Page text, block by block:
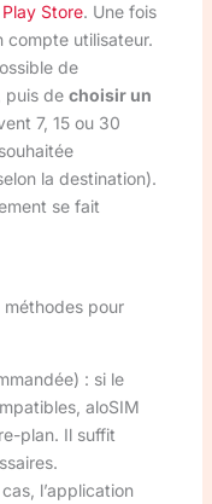
Store. Une fois
compte utilisateur.
de
, puis de choisir un
7, 15 ou 30
la destination).
se fait
méthodes pour
: si le
aloSIM
plan. Il suffit
l’application